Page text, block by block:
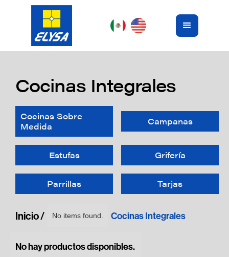
Cocinas Integrales
Cocinas Sobre
Medida
Campanas
Estufas Grifería
Parrillas Tarjas
Inicio / No items found. Cocinas Integrales
No hay productos disponibles.